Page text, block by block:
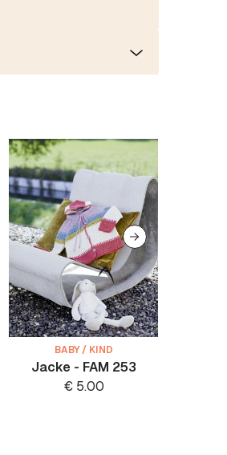
BABY / KIND
Jacke - FAM 253
€5.00